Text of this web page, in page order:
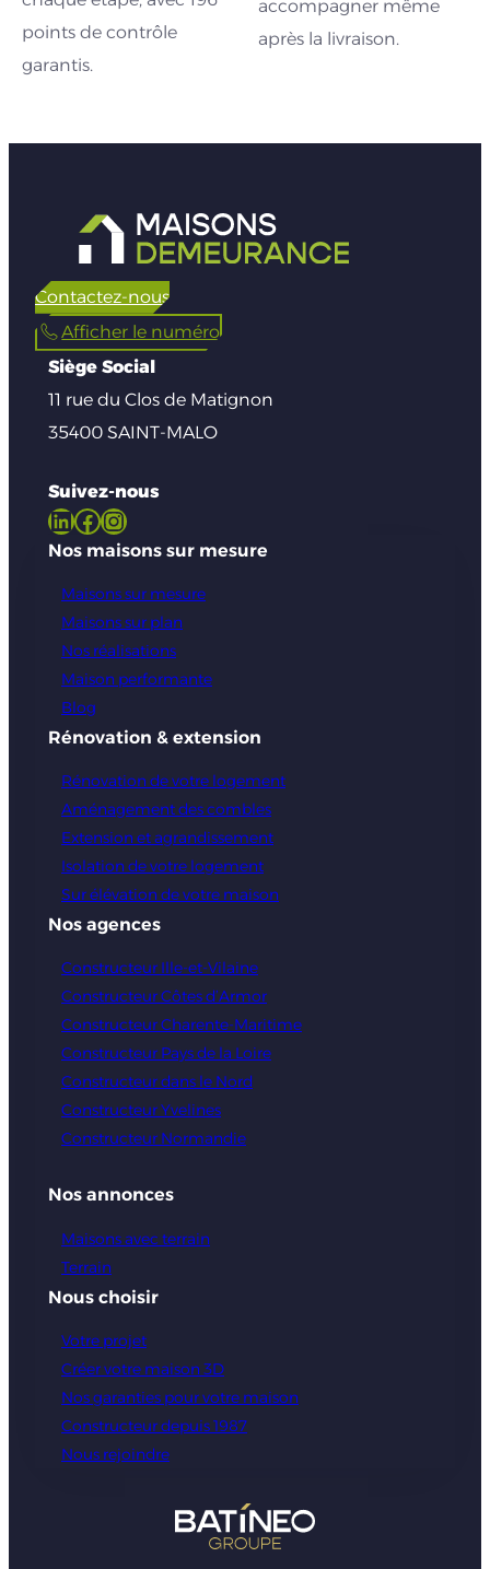
points de contrôle
garantis.
accompagner même
après la livraison.
Contactez-nous
Afficher le numéro
Siège Social
11 rue du Clos de Matignon
35400 SAINT-MALO
Suivez-nous
LinkedIn Facebook Instagram
Nos maisons sur mesure
Maisons sur mesure
Maisons sur plan
Nos réalisations
Maison performante
Blog
Rénovation & extension
Rénovation de votre logement
Aménagement des combles
Extension et agrandissement
Isolation de votre logement
Sur élévation de votre maison
Nos agences
Constructeur Ille-et-Vilaine
Constructeur Côtes d’Armor
Constructeur Charente-Maritime
Constructeur Pays de la Loire
Constructeur dans le Nord
Constructeur Yvelines
Constructeur Normandie
Nos annonces
Maisons avec terrain
Terrain
Nous choisir
Votre projet
Créer votre maison 3D
Nos garanties pour votre maison
Constructeur depuis 1987
Nous rejoindre